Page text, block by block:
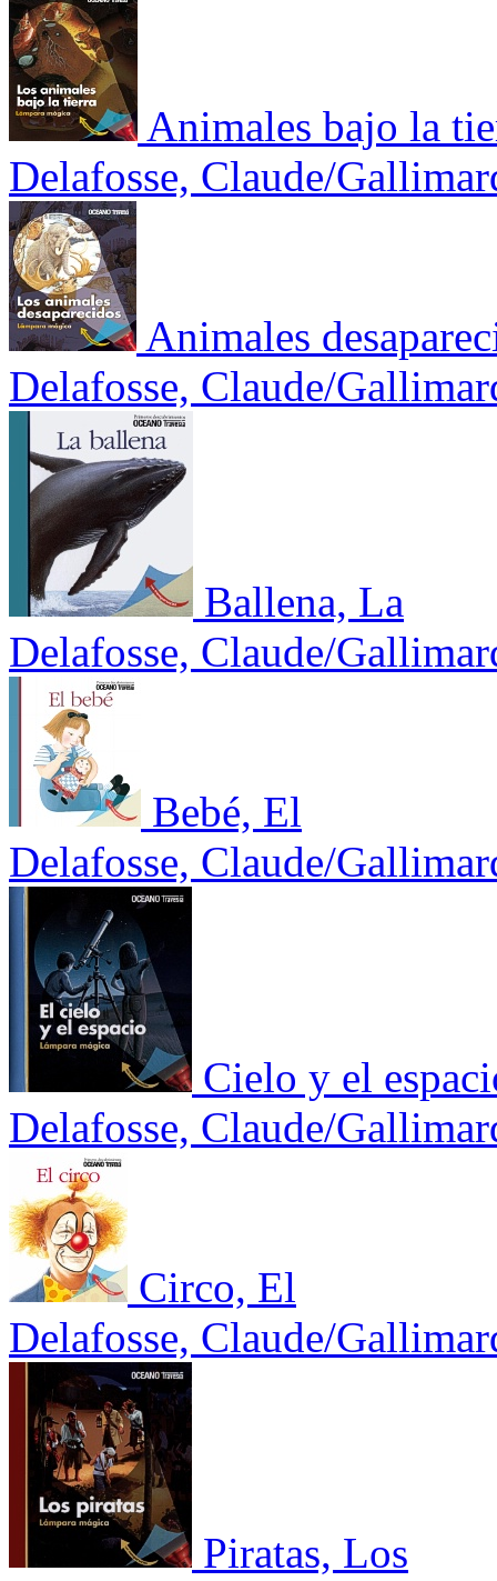
Animales bajo la
Delafosse, Claude/
Animales
Delafosse, Claude/
Ballena, La
Delafosse, Claude/
Bebé, El
Delafosse, Claude/
Cielo y el
Delafosse, Claude/
Circo, El
Delafosse, Claude/
Piratas, Los